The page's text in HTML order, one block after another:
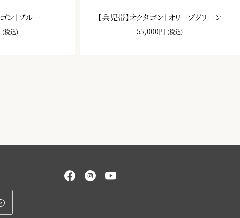
ン｜ブルー
(税込)
【兵児帯】オクタゴン｜オリーブグリーン
55,000円 (税込)